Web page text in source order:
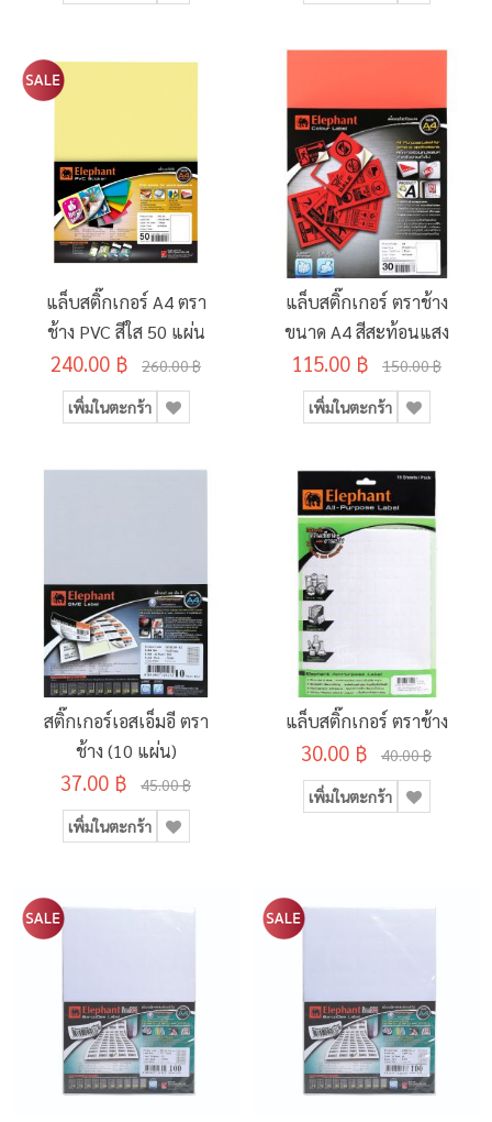
แล็บสติ๊กเกอร์ A4 ตรา
ช้าง PVC สีใส 50 แผ่น
240.00 ฿ 260.00 ฿
เพิ่มในตะกร้า
แล็บสติ๊กเกอร์ ตราช้าง
ขนาด A4 สีสะท้อนแสง
115.00 ฿ 150.00 ฿
เพิ่มในตะกร้า
สติ๊กเกอร์เอสเอ็มอี ตรา
ช้าง (10 แผ่น)
37.00 ฿ 45.00 ฿
เพิ่มในตะกร้า
แล็บสติ๊กเกอร์ ตราช้าง
30.00 ฿ 40.00 ฿
เพิ่มในตะกร้า